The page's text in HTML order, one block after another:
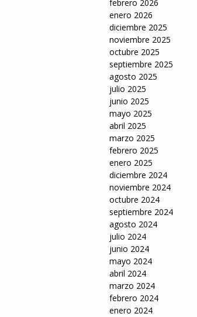
febrero 2026
enero 2026
diciembre 2025
noviembre 2025
octubre 2025
septiembre 2025
agosto 2025
julio 2025
junio 2025
mayo 2025
abril 2025
marzo 2025
febrero 2025
enero 2025
diciembre 2024
noviembre 2024
octubre 2024
septiembre 2024
agosto 2024
julio 2024
junio 2024
mayo 2024
abril 2024
marzo 2024
febrero 2024
enero 2024